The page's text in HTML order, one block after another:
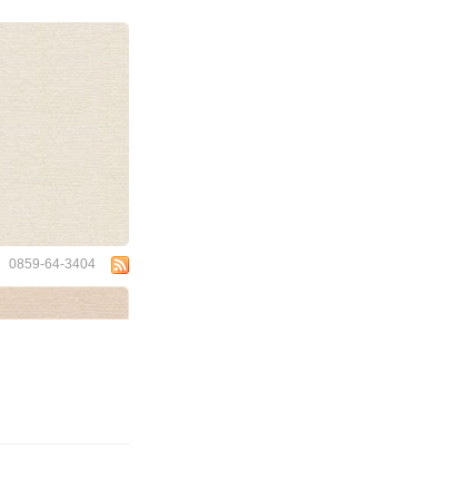
0859-64-3404